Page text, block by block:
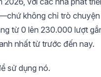
không chỉ trò
từ 0 lên 230.000 lượt
nhất từ trước đến nay.
sử dụng nó.